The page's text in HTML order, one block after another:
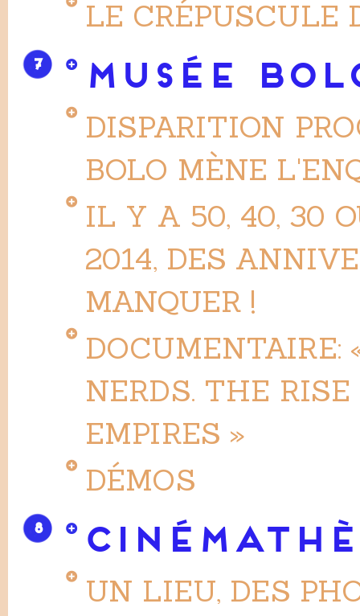
LE CRÉPUSCULE
7 MUSÉE
DISPARITION
BOLO MÈNE
IL Y A 50, 40, 30
2014, DES
MANQUER !
NERDS. THE
EMPIRES »
DÉMOS
8
UN LIEU, DES